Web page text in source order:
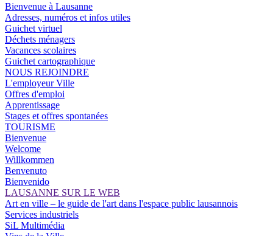
Bienvenue à Lausanne
Adresses, numéros et infos utiles
Guichet virtuel
Déchets ménagers
Vacances scolaires
Guichet cartographique
NOUS REJOINDRE
L'employeur Ville
Offres d'emploi
Apprentissage
Stages et offres spontanées
TOURISME
Bienvenue
Welcome
Willkommen
Benvenuto
Bienvenido
LAUSANNE SUR LE WEB
Art en ville – le guide de l'art dans l'espace public lausannois
Services industriels
SiL Multimédia